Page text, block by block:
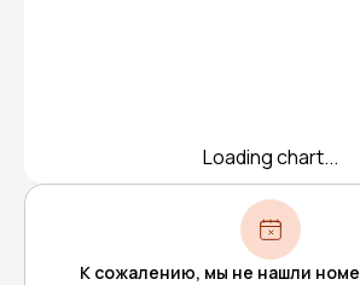
Loading chart...
К сожалению, мы не нашли